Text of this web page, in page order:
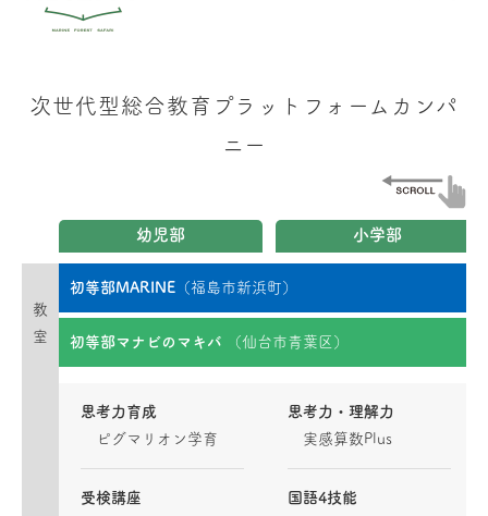
次世代型総合教育プラットフォームカンパ
ニー
教
室
幼児部 小学部
初等部MARINE （福島市新浜町）
初等部マナビのマキバ （仙台市青葉区）
思考力育成
ピグマリオン学育
受検講座
思考力・理解力
実感算数Plus
国語4技能